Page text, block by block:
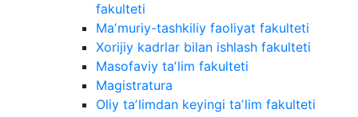
fakulteti
Maʼmuriy-tashkiliy faoliyat fakulteti
Xorijiy kadrlar bilan ishlash fakulteti
Masofaviy taʼlim fakulteti
Magistratura
Oliy taʼlimdan keyingi taʼlim fakulteti